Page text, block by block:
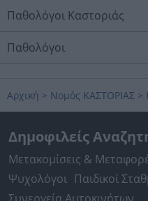
Παθολόγοι Καστοριάς
Παθολόγοι
Αρχική > Νομός ΚΑΣΤΟΡΙΑΣ >
Δημοφιλείς
Μετακομίσεις &
Ψυχολόγοι Παιδικοί